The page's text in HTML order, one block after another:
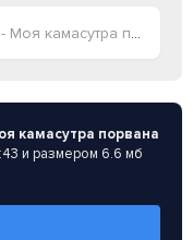
камасутра порвана
камасутра порвана
и размером 6.6 мб